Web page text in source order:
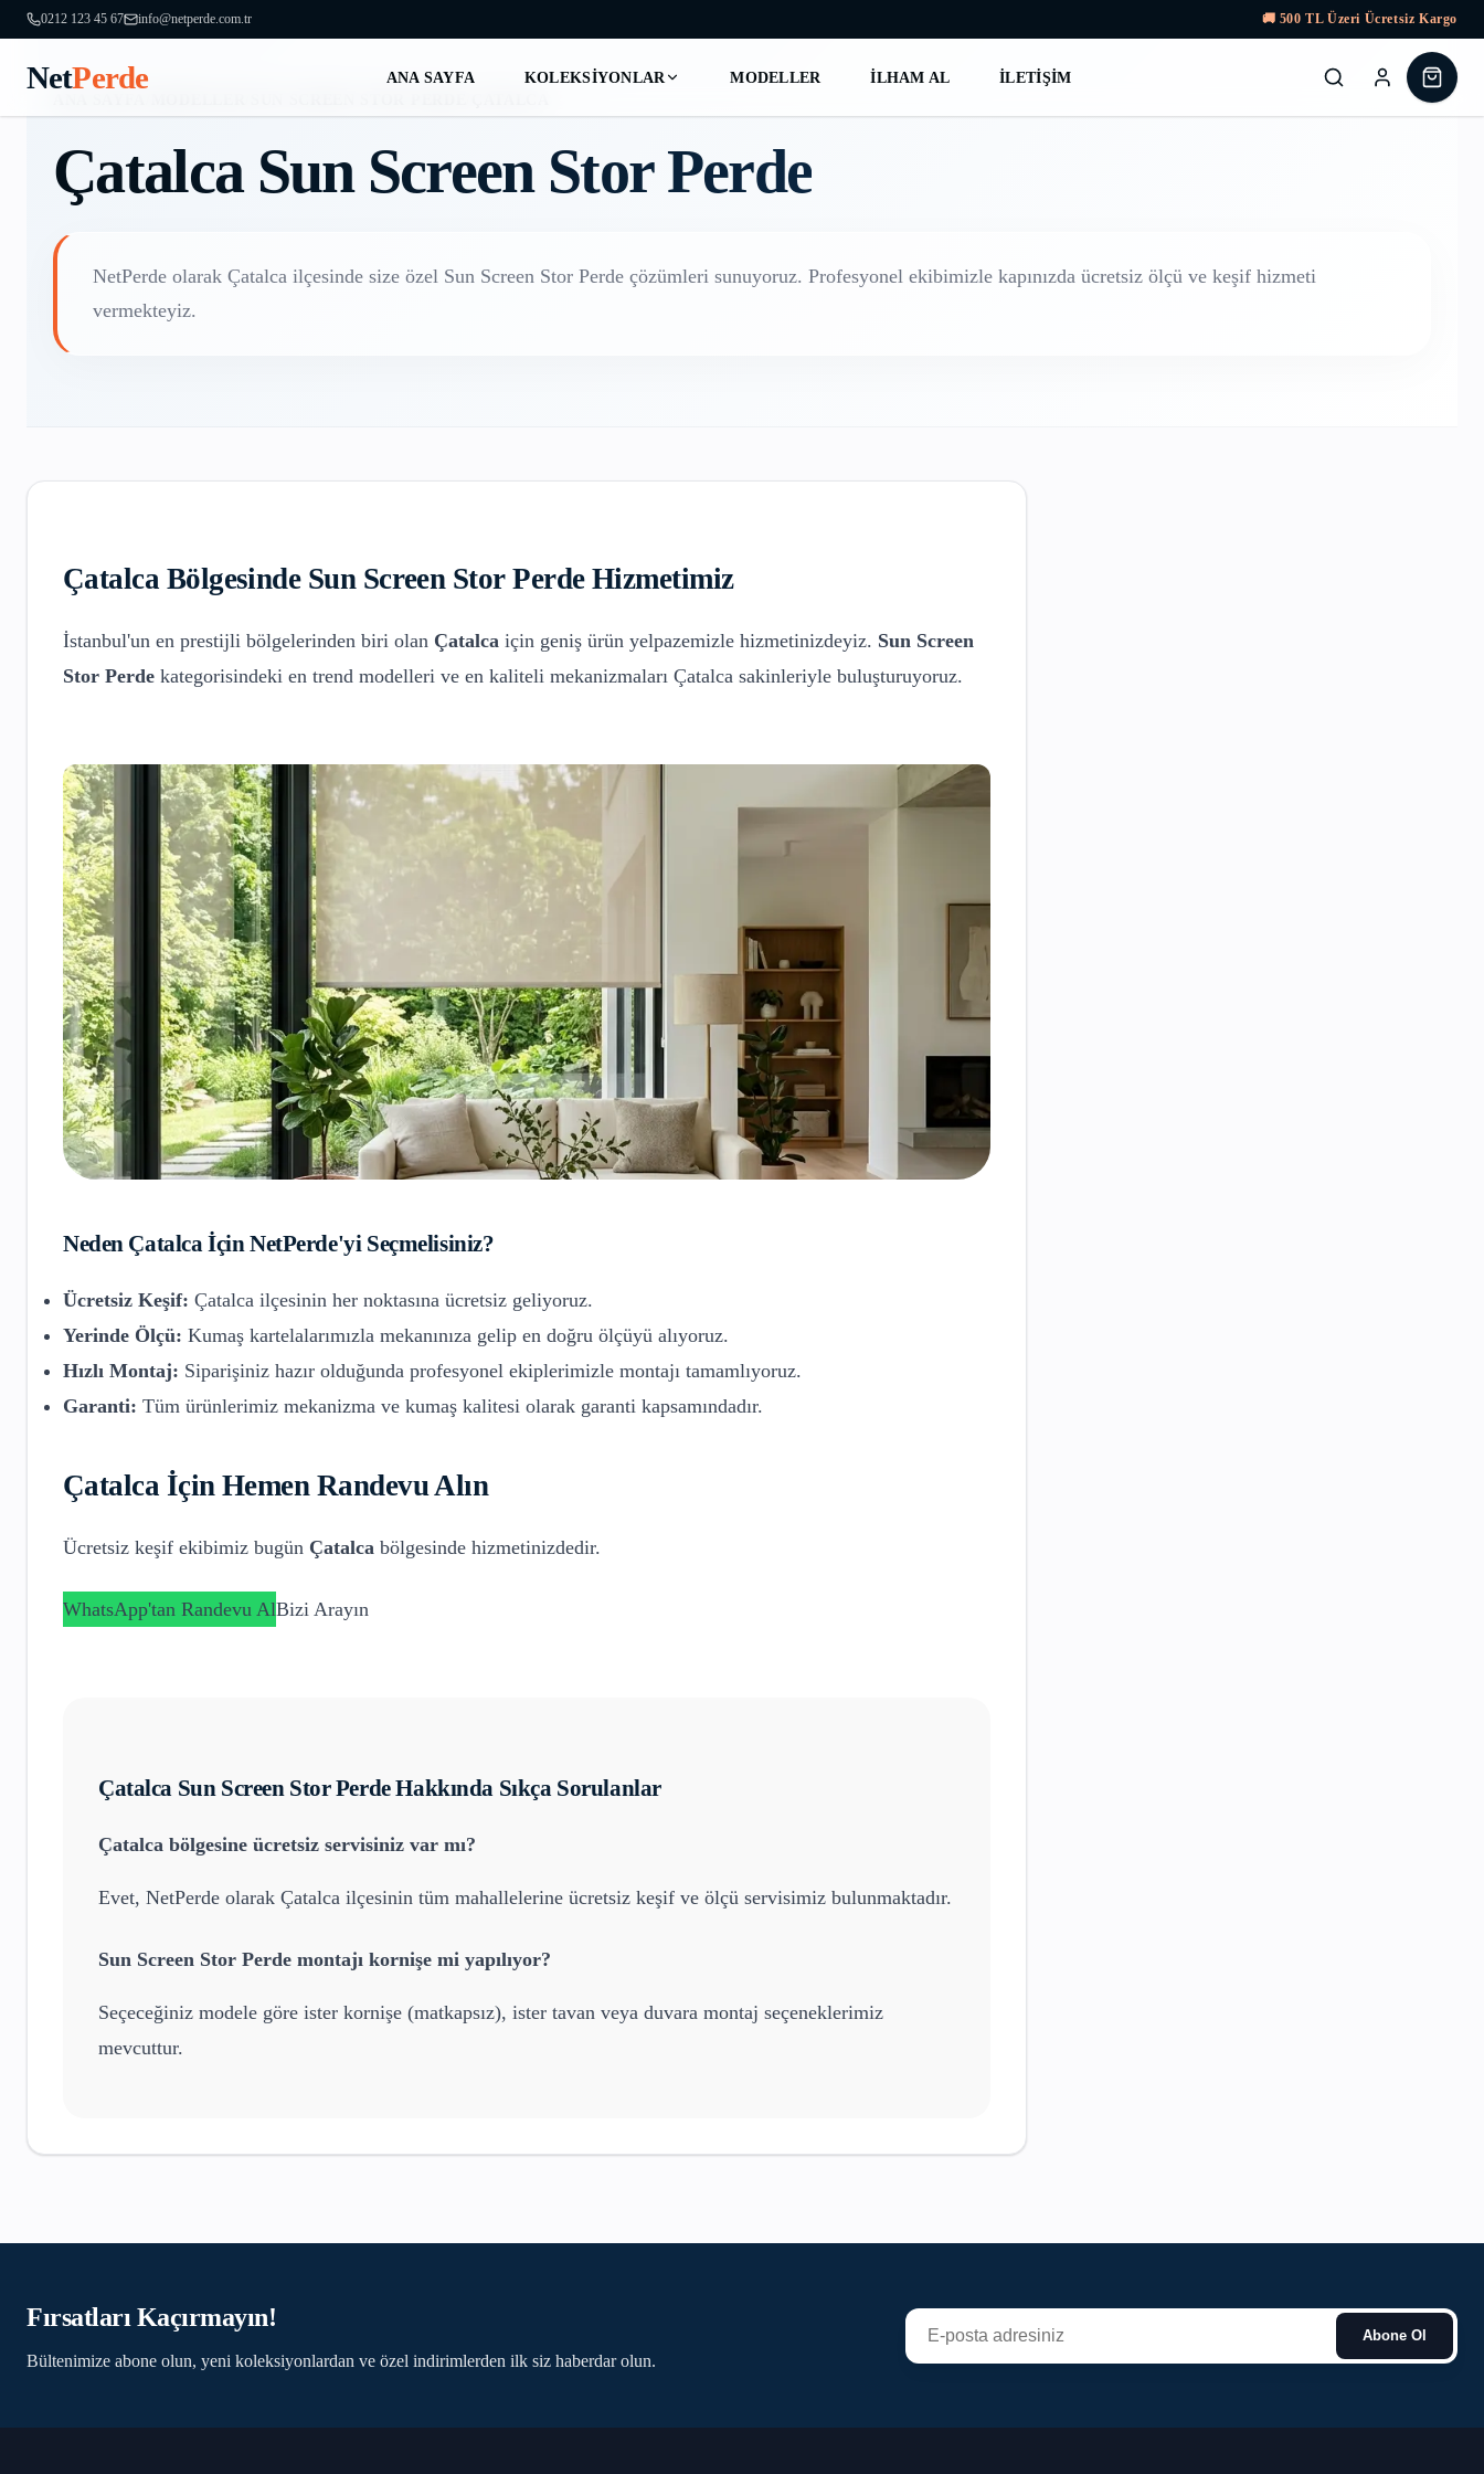
0212 123 45 67 info@netperde.com.tr 🚚 500 TL Üzeri Ücretsiz Kargo
NetPerde ANA SAYFA KOLEKSIYONLAR MODELLER İLHAM AL
İLETIŞIM
Çatalca Sun Screen Stor Perde
NetPerde olarak Çatalca ilçesinde size özel Sun Screen Stor Perde çözümleri sunuyoruz. Profesyonel ekibimizle kapınızda ücretsiz ölçü ve keşif hizmeti
vermekteyiz.
Çatalca Bölgesinde Sun Screen Stor PerdeHizmetimiz
İstanbul'un en prestijli bölgelerinden biri olan Çatalca için geniş ürün yelpazemizle hizmetinizdeyiz. Sun Screen
Stor Perde kategorisindeki en trend modelleri ve en kaliteli mekanizmaları Çatalca sakinleriyle buluşturuyoruz.
Neden Çatalcaİçin NetPerde'yi Seçmelisiniz?
Ücretsiz Keşif: Çatalca ilçesinin her noktasına ücretsiz geliyoruz.
Yerinde Ölçü: Kumaş kartelalarımızla mekanınıza gelip en doğru ölçüyü alıyoruz.
Hızlı Montaj: Siparişiniz hazır olduğunda profesyonel ekiplerimizle montajı tamamlıyoruz.
Garanti: Tüm ürünlerimiz mekanizma ve kumaş kalitesi olarak garanti kapsamındadır.
Çatalca İçin Hemen Randevu Alın
Ücretsiz keşif ekibimiz bugün Çatalca bölgesinde hizmetinizdedir.
WhatsApp'tan Randevu AlBizi Arayın
Çatalca Sun Screen Stor PerdeHakkında Sıkça Sorulanlar
Çatalca bölgesine ücretsiz servisiniz var mı?
Evet, NetPerde olarak Çatalca ilçesinin tüm mahallelerine ücretsiz keşif ve ölçü servisimiz bulunmaktadır.
Sun Screen Stor Perde montajı kornişe mi yapılıyor?
Seçeceğiniz modele göre ister kornişe (matkapsız), ister tavan veya duvara montaj seçeneklerimiz
mevcuttur.
Fırsatları Kaçırmayın!
Bültenimize abone olun, yeni koleksiyonlardan ve özel indirimlerden ilk siz haberdar olun.
Abone Ol